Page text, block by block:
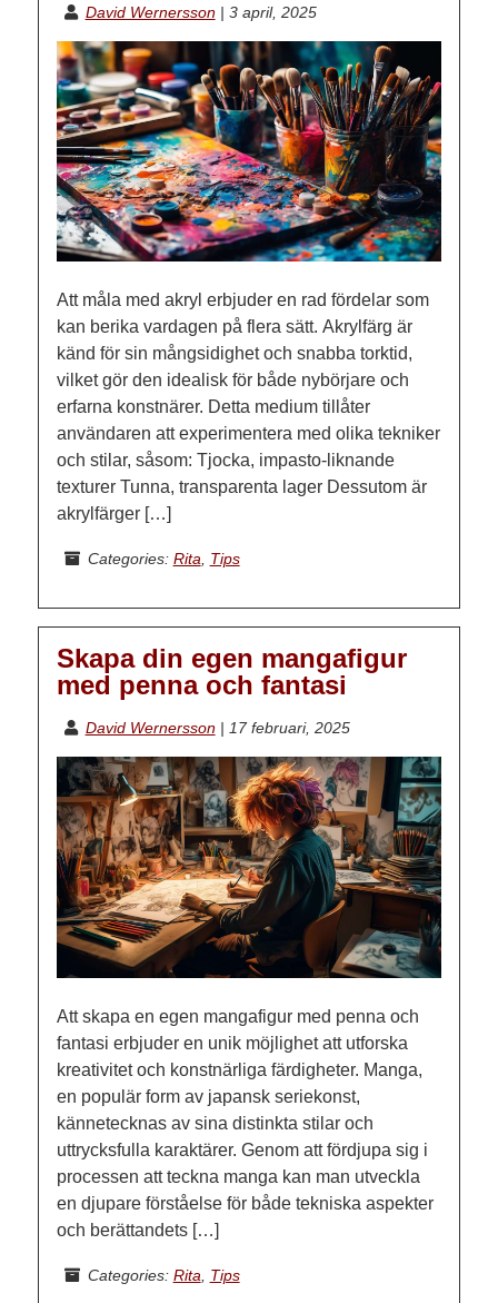
David Wernersson | 3 april, 2025
Att måla med akryl erbjuder en rad fördelar som
kan berika vardagen på flera sätt. Akrylfärg är
känd för sin mångsidighet och snabba torktid,
vilket gör den idealisk för både nybörjare och
erfarna konstnärer. Detta medium tillåter
användaren att experimentera med olika tekniker
och stilar, såsom: Tjocka, impasto-liknande
texturer Tunna, transparenta lager Dessutom är
akrylfärger […]
Categories: Rita, Tips
Skapa din egen mangafigur
med penna och fantasi
David Wernersson | 17 februari, 2025
Att skapa en egen mangafigur med penna och
fantasi erbjuder en unik möjlighet att utforska
kreativitet och konstnärliga färdigheter. Manga,
en populär form av japansk seriekonst,
kännetecknas av sina distinkta stilar och
uttrycksfulla karaktärer. Genom att fördjupa sig i
processen att teckna manga kan man utveckla
en djupare förståelse för både tekniska aspekter
och berättandets […]
Categories: Rita Tips